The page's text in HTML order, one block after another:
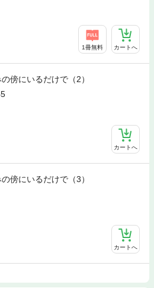
1冊無料 カートへ
傍にいるだけで（2）
カートへ
傍にいるだけで（3）
カートへ